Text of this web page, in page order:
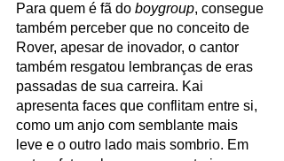
Para quem é fã do boygroup, consegue
também perceber que no conceito de
Rover, apesar de inovador, o cantor
também resgatou lembranças de eras
passadas de sua carreira. Kai
apresenta faces que conflitam entre si,
como um anjo com semblante mais
leve e o outro lado mais sombrio. Em